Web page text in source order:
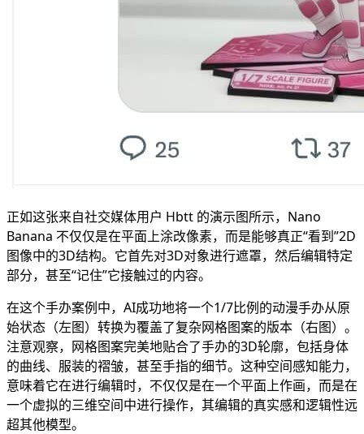
正如这张来自社交媒体用户 Hbtt 的演示图所示，Nano
Banana 不仅仅是在平面上涂改像素，而是能够真正“看到”2D
图像中的3D结构。它首先对3D对象进行遮罩，然后编辑特定
部分，甚至“记住”它接触过的内容。
在这个手办案例中，AI成功地将一个1/7比例的动漫手办从原
始状态（左图）转换为覆盖了复杂网格图案的版本（右图）。
注意观察，网格图案完美地贴合了手办的3D轮廓，包括身体
的曲线、服装的褶皱，甚至手指的细节。这种空间感知能力，
意味着它在进行编辑时，不仅仅是在一个平面上作画，而是在
一个虚拟的三维空间中进行操作，其编辑的真实感和逻辑性远
超其他模型。